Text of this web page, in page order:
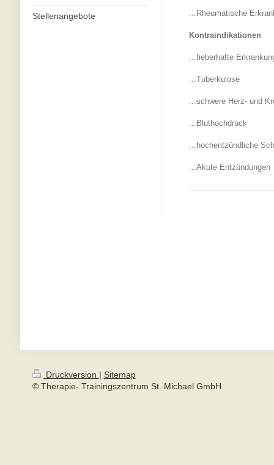
Stellenangebote ...Rheumatische
Kontraindikationen
...fieberhafte
...Tuberkulose
...schwere Herz- und
...Bluthochdruck
...hochentzündliche
...Akute Entzündungen
Druckversion | Sitemap
© Therapie- Trainingszentrum St. Michael GmbH